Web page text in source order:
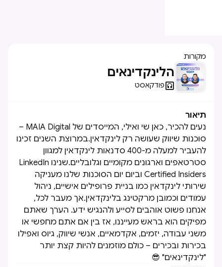
מקורות
הלינקדינאים
פודקאסט
תיאור
נעים להכיר, כאן שי ואילי, המייסדים של MAIA Digital –
סוכנות שיווק שעושה רק לינקדאין.במרוצת השנים זכינו
להעביר למעלה מ-400 סדנאות לינקדאין למגוון
סטרטאפים וארגונים מקומיים וגלובליים.שנינו LinkedIn
Certified Insiders וביום יום הסוכנות שלנו מעניקה
שירותי לינקדאין כמו בניית פרופילים אישיים, ניהול
עמודים וכמובן מרקטינג בלינקדאין.אך מעבר לכל,
אנחנו פשוט אוהבים לסייע ולהנגיש ידע. הערך שאתם
מפיקים הוא בראש מעייננו, אז בין אם אתם מחפשי או
משני עבודה, יזמים, אקדמאיים, אנשי שיווק, גיוס ואפילו
בכירות ובכירים – כולם מוזמנים להיות קצת יותר
"לינקדינאים" 😎